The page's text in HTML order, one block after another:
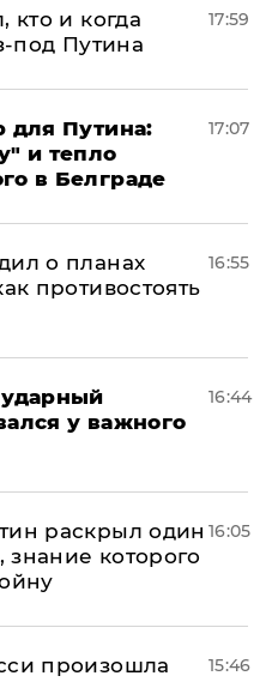
кто и когда
под Путина
17:59
для Путина:
и тепло
в Белграде
17:07
о планах
противостоять
16:55
у важного
16:44
раскрыл один
знание которого
16:05
произошла
15:46